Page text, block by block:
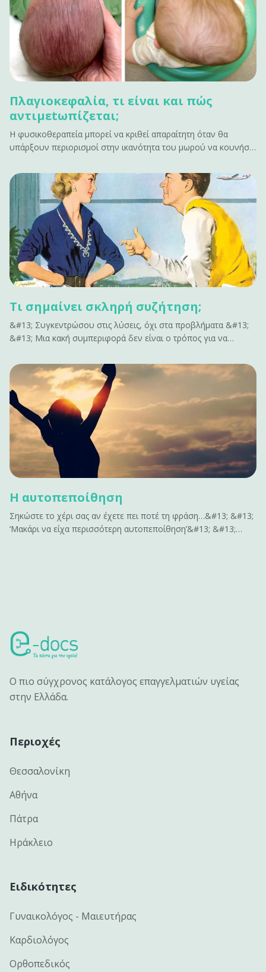
Πλαγιοκεφαλία, τι είναι και πώς
αντιμεtωπίζεται;
Η φυσικοθεραπεία μπορεί να κριθεί απαραίτητη όταν θα
υπάρξουν περιορισμοί στην ικανότητα του μωρού να κουνήσει
σύσπασης.&#13; &#13; Τι είναι η πλαγιοκεφαλία;&#13; Η
πλαγιοκεφoλία είναι η ασύμμετρη θέση των οστών του
κρανίου στο βρέφος.&hellip;
Τι σημαίνει σκληρή συζήτηση;
&#13; Συγκεντρώσου στις λύσεις, όχι στα προβλήματα &#13;
&#13; Μια κακή συμπεριφορά δεν είναι ο τρόπος για να
δεν έχουν αποτέλεσμα. Δεν εμπνέει αλλαγή. Κάνει μόνο τους
ανθρώπους αμυντικούς. Αν έχεις να&hellip;
Η αυτοπεποίθηση
Σηκώστε το χέρι σας αν έχετε πει ποτέ τη φράση…&#13; &#13;
‘Μακάρι να είχα περισσότερη αυτοπεποίθηση’&#13; &#13;
Ο πιο σύγχρονος κατάλογος επαγγελματιών υγείας
στην Ελλάδα.
Περιοχές
Θεσσαλονίκη
Αθήνα
Πάτρα
Ηράκλειο
Ειδικότητες
Γυναικολόγος - Μαιευτήρας
Καρδιολόγος
Ορθοπεδικός